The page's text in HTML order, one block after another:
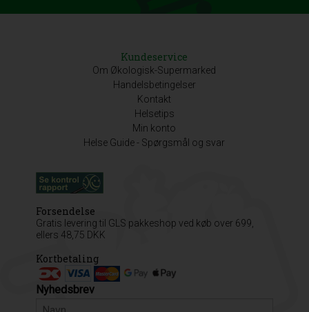
Kundeservice
Om Økologisk-Supermarked
Handelsbetingelser
Kontakt
Helsetips
Min konto
Helse Guide - Spørgsmål og svar
Forsendelse
Gratis levering til GLS pakkeshop ved køb over 699,
ellers 48,75 DKK
Kortbetaling
Nyhedsbrev